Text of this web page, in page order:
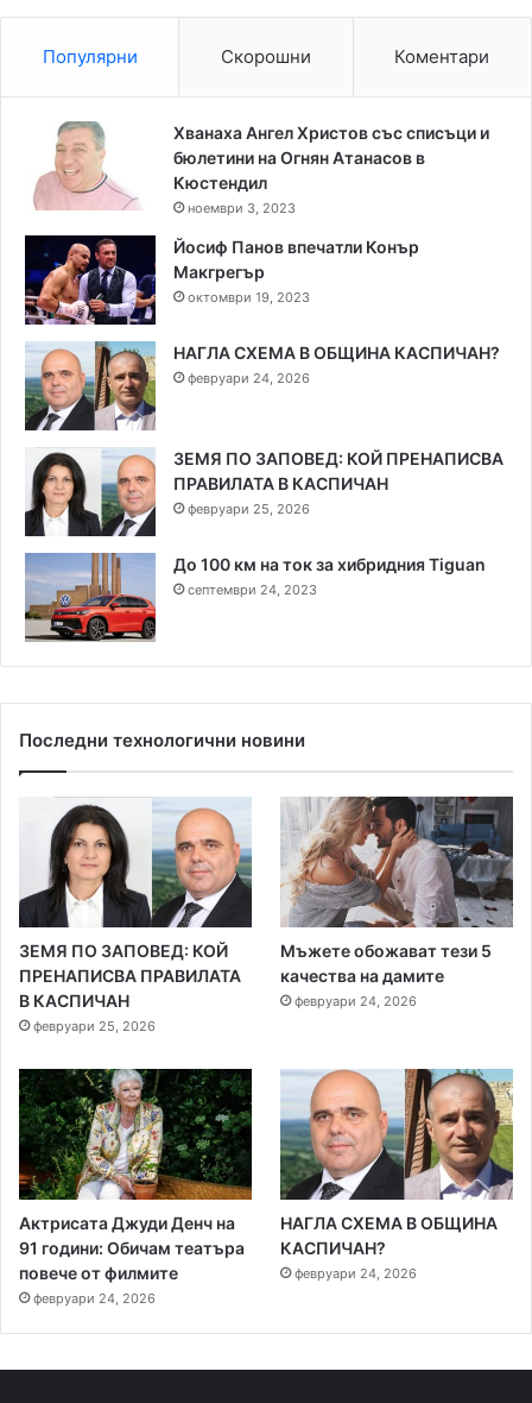
Популярни Скорошни Коментари
Хванаха Ангел Христов със списъци и
бюлетини на Огнян Атанасов в
Кюстендил
ноември 3, 2023
Йосиф Панов впечатли Конър
Макгрегър
октомври 19, 2023
НАГЛА СХЕМА В ОБЩИНА КАСПИЧАН?
февруари 24, 2026
ЗЕМЯ ПО ЗАПОВЕД: КОЙ ПРЕНАПИСВА
ПРАВИЛАТА В КАСПИЧАН
февруари 25, 2026
До 100 км на ток за хибридния Tiguan
септември 24, 2023
Последни технологични новини
ЗЕМЯ ПО ЗАПОВЕД: КОЙ
ПРЕНАПИСВА ПРАВИЛАТА
В КАСПИЧАН
февруари 25, 2026
Мъжете обожават тези 5
качества на дамите
февруари 24, 2026
Актрисата Джуди Денч на
91 години: Обичам театъра
повече от филмите
февруари 24, 2026
НАГЛА СХЕМА В ОБЩИНА
КАСПИЧАН?
февруари 24, 2026